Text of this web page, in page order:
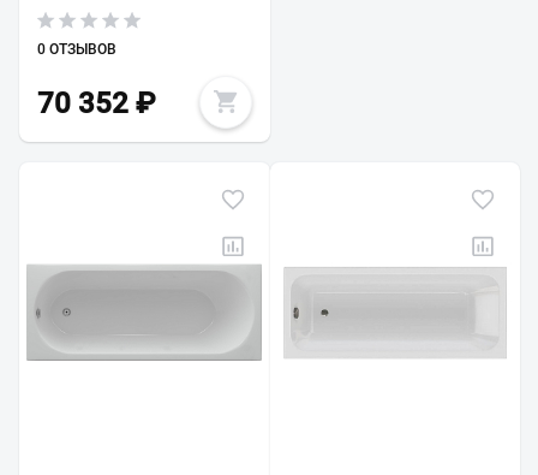
0 ОТЗЫВОВ
70 352 ₽